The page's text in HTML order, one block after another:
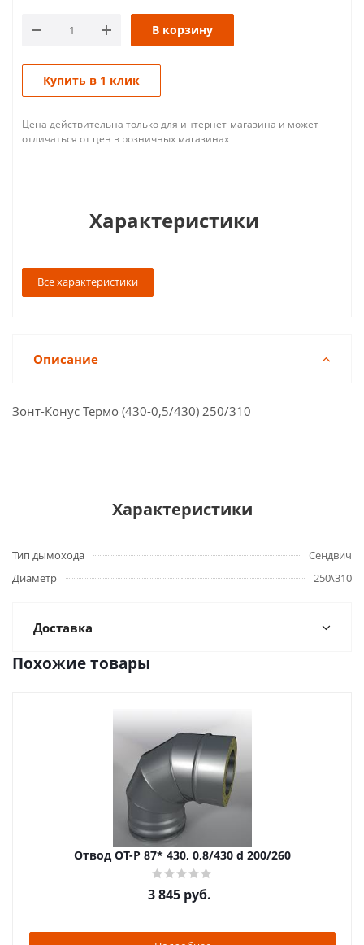
В корзину
Купить в 1 клик
Цена действительна только для интернет-магазина и может
отличаться от цен в розничных магазинах
Характеристики
Все характеристики
Описание
Зонт-Конус Термо (430-0,5/430) 250/310
Характеристики
Тип дымохода
Сендвич
Диаметр
250\310
Доставка
Похожие товары
Отвод ОТ-Р 87* 430, 0,8/430 d 200/260
3 845 руб.